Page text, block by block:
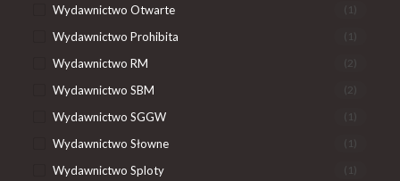
Wydawnictwo Otwarte (1)
Wydawnictwo Prohibita (1)
Wydawnictwo RM (2)
Wydawnictwo SBM (2)
Wydawnictwo SGGW (1)
Wydawnictwo Słowne (1)
Wydawnictwo Sploty (1)